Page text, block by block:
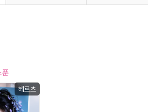
헤르츠